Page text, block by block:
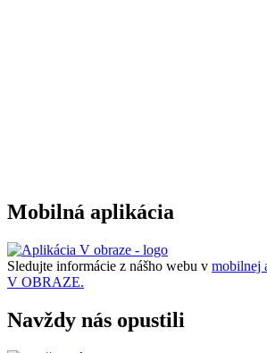
Mobilná aplikácia
Sledujte informácie z nášho webu v mobilnej
V OBRAZE.
Navždy nás opustili